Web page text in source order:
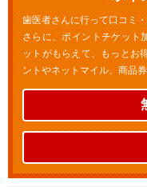
歯医者さんに行って口コミ
さらに、ポイントチケット
ットがもらえて、もっとお
ントやネットマイル、商品